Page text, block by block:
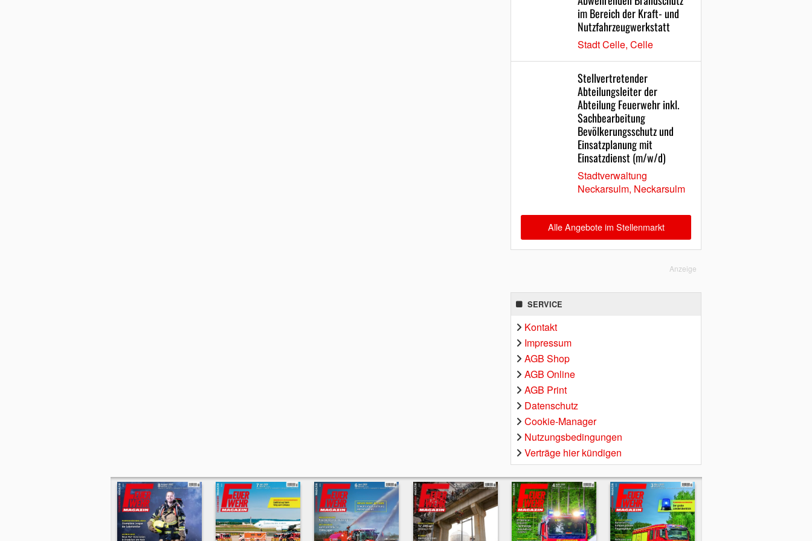
im Bereich der Kraft- und
Nutzfahrzeugwerkstatt
Stadt Celle, Celle
Stellvertretender
Abteilungsleiter der
Abteilung Feuerwehr inkl.
Sachbearbeitung
Bevölkerungsschutz und
Einsatzplanung mit
Einsatzdienst (m/w/d)
Stadtverwaltung
Neckarsulm, Neckarsulm
Alle Angebote im Stellenmarkt
Anzeige
SERVICE
Kontakt
Impressum
AGB Shop
AGB Online
AGB Print
Datenschutz
Cookie-Manager
Nutzungsbedingungen
Verträge hier kündigen